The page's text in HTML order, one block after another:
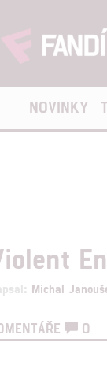
NOVINKY
Michal
0